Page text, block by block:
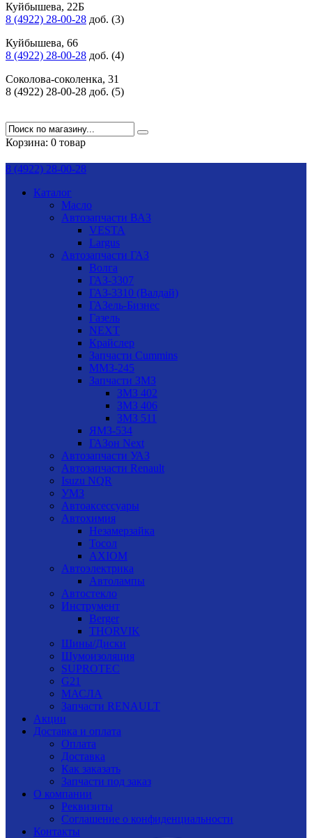
Куйбышева, 22Б
8 (4922) 28-00-28 доб. (3)
Куйбышева, 66
8 (4922) 28-00-28 доб. (4)
Соколова-соколенка, 31
8 (4922) 28-00-28 доб. (5)
Корзина: 0 товар
8 (4922) 28-00-28
Каталог
Масло
Автозапчасти ВАЗ
VESTA
Largus
Автозапчасти ГАЗ
Волга
ГАЗ-3307
ГАЗ-3310 (Валдай)
ГАЗель-Бизнес
Газель
NEXT
Крайслер
Запчасти Cummins
ММЗ-245
Запчасти ЗМЗ
ЗМЗ 402
ЗМЗ 406
ЗМЗ 511
ЯМЗ-534
ГАЗон Next
Автозапчасти УАЗ
Автозапчасти Renault
Isuzu NQR
УМЗ
Автоаксессуары
Автохимия
Незамерзайка
Тосол
AXIOM
Автоэлектрика
Автолампы
Автостекло
Инструмент
Berger
THORVIK
Шины/Диски
Шумоизоляция
SUPROTEC
G21
МАСЛА
Запчасти RENAULT
Акции
Доставка и оплата
Оплата
Доставка
Как заказать
Запчасти под заказ
О компании
Реквизиты
Соглашение о конфиденциальности
Контакты